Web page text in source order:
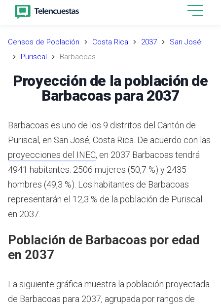
Censos de Población Costa Rica 2037
San José
Puriscal
Barbacoas
Proyección de la población de
Barbacoas para 2037
Barbacoas es uno de los 9 distritos del Cantón de
Puriscal, en San José, Costa Rica. De acuerdo con las
proyecciones del INEC, en 2037 Barbacoas tendrá
4941 habitantes: 2506 mujeres (50,7 %) y 2435
hombres (49,3 %). Los habitantes de Barbacoas
representarán el 12,3 % de la población de Puriscal
en 2037.
Población de Barbacoas por edad
en 2037
La siguiente gráfica muestra la población proyectada
de Barbacoas para 2037, agrupada por rangos de